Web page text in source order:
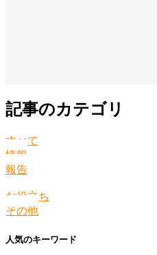
記事のカテゴリ
すべて
情報
報告
お役立ち
その他
人気のキーワード